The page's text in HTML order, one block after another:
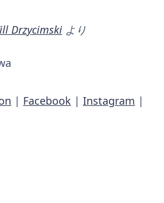
Drzycimski より
| Facebook | Instagram |